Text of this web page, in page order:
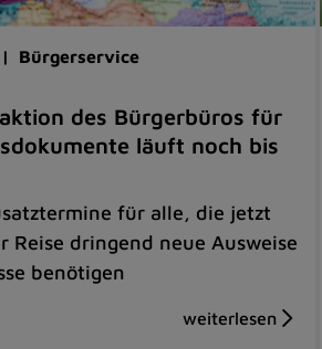
Bürgerservice
des Bürgerbüros für
läuft noch bis
für alle, die jetzt
Reise dringend neue Ausweise
benötigen